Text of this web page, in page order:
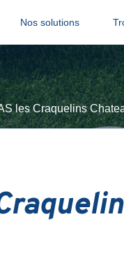
Nos solutions
les Craquelins